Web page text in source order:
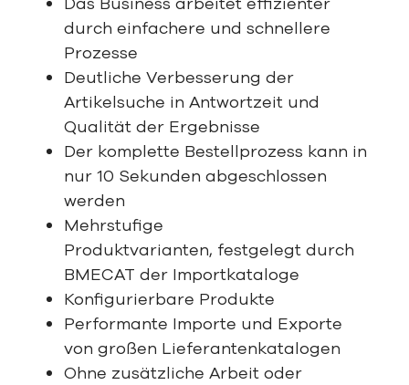
durch einfachere und schnellere
Prozesse
Deutliche Verbesserung der
Artikelsuche in Antwortzeit und
Qualität der Ergebnisse
Der komplette Bestellprozess kann in
nur 10 Sekunden abgeschlossen
werden
Mehrstufige
Produktvarianten, festgelegt durch
BMECAT der Importkataloge
Konfigurierbare Produkte
Performante Importe und Exporte
von großen Lieferantenkatalogen
Ohne zusätzliche Arbeit oder